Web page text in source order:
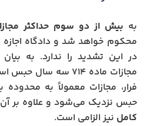
به بیش از دو سوم حداکثر مجازات
محکوم خواهد شد و دادگاه اجازه
در این تشدید را ندارد. به بیان
مجازات ماده ۷۱۴ سه
فرار، مجازات معمولاً به محدوده
حبس نزدیک می‌شود و علاوه بر
کامل نیز الزامی است.